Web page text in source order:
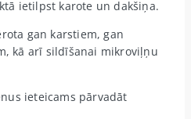
ietilpst karote un dakšiņa.
gan karstiem, gan
kā arī sildīšanai mikroviļņu
ieteicams pārvadāt